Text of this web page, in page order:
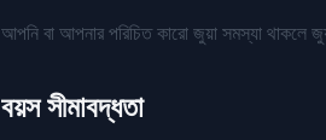
আপনি বা আপনার পরিচিত কারো জুয়া সমস্যা থাকলে
বয়স সীমাবদ্ধতা